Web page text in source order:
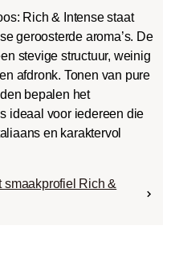
Rich & Intense staat
geroosterde aroma’s. De
stevige structuur, weinig
afdronk. Tonen van pure
bepalen het
ideaal voor iedereen die
en karaktervol
smaakprofiel Rich &